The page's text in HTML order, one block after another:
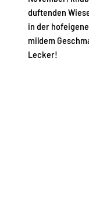
duftenden
in der
mildem
Lecker!